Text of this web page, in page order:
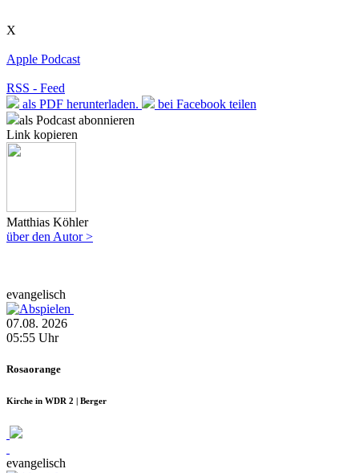
X
Apple Podcast
RSS - Feed
als PDF herunterladen.
bei Facebook teilen
als Podcast abonnieren
Link kopieren
Matthias Köhler
über den Autor >
evangelisch
07.08. 2026
05:55 Uhr
Rosaorange
Kirche in WDR 2 | Berger
evangelisch